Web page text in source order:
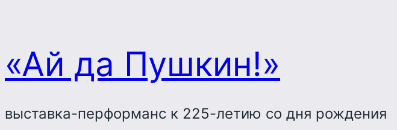
«Ай да Пушкин!»
выставка-перформанс к 225-летию со дня рождения